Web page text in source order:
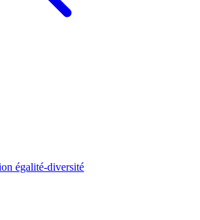
égalité-diversité